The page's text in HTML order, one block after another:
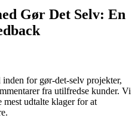
Gør Det Selv: En
for gør-det-selv projekter,
fra utilfredse kunder. Vi
mest udtalte klager for at